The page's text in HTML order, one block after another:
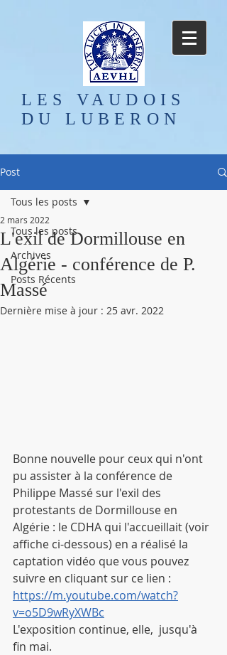
LES VAUDOIS
DU LUBERON
Post
Tous les posts
Archives
Posts Récents
Tous les posts
L'exil de Dormillouse en
Algérie - conférence de P.
Massé
2 mars 2022
Dernière mise à jour : 25 avr. 2022
Bonne nouvelle pour ceux qui n'ont
pu assister à la conférence de
Philippe Massé sur l'exil des
protestants de Dormillouse en
Algérie : le CDHA qui l'accueillait (voir
affiche ci-dessous) en a réalisé la
captation vidéo que vous pouvez
suivre en cliquant sur ce lien :
https://m.youtube.com/watch?
v=o5D9wRyXWBc
L'exposition continue, elle,  jusqu'à
fin mai.